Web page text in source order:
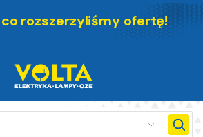
rozszerzyliśmy ofertę!
SEARCH